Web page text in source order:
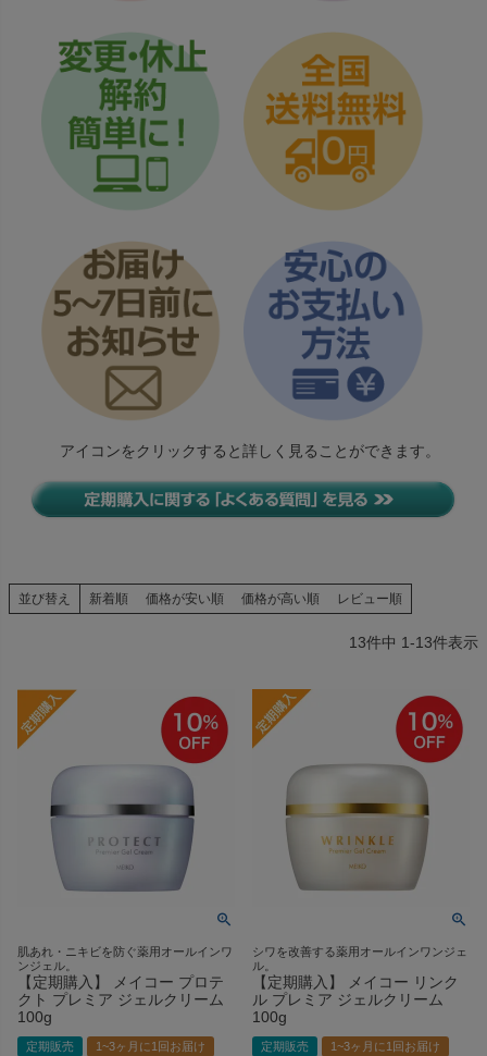
アイコンをクリックすると詳しく見ることができます。
並び替え 新着順 価格が安い順 価格が高い順 レビュー順
13件中 1-13件表示
肌あれ・ニキビを防ぐ薬用オールインワ
ンジェル。
【定期購入】 メイコー プロテ
クト プレミア ジェルクリーム
100g
定期販売 1~3ヶ月に1回お届け
シワを改善する薬用オールインワンジェ
ル。
【定期購入】 メイコー リンク
ル プレミア ジェルクリーム
100g
定期販売 1~3ヶ月に1回お届け